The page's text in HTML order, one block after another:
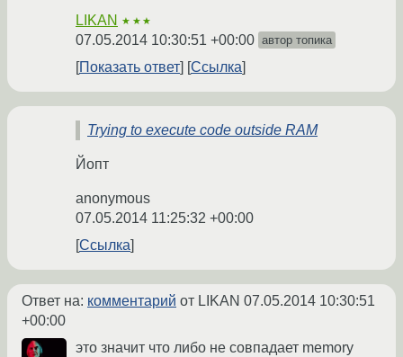
LIKAN ★★★
07.05.2014 10:30:51 +00:00 автор топика
Показать ответ Ссылка
Trying to execute code outside RAM
Йопт
anonymous
07.05.2014 11:25:32 +00:00
Ссылка
Ответ на: комментарий от LIKAN 07.05.2014 10:30:51
+00:00
это значит что либо не совпадает memory